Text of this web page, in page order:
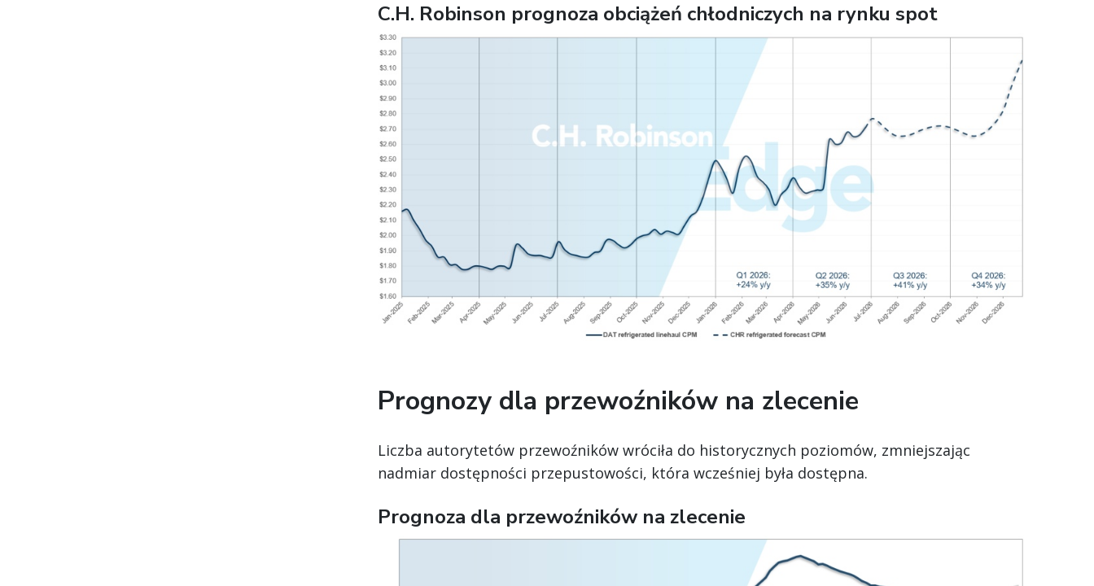
C.H. Robinson prognoza obciążeń chłodniczych na rynku spot
Prognozy dla przewoźników na zlecenie
Liczba autorytetów przewoźników wróciła do historycznych poziomów, zmniejszając
nadmiar dostępności przepustowości, która wcześniej była dostępna.
Prognoza dla przewoźników na zlecenie